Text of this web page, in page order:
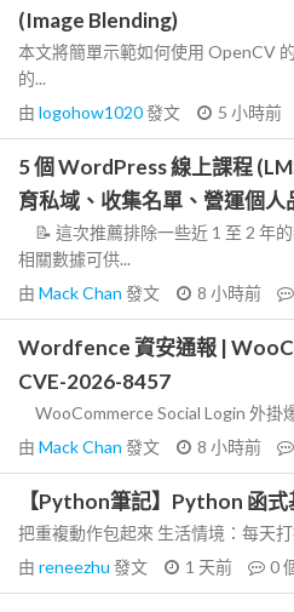
(Image Blending)
本文將簡單示範如何使用 OpenCV
的...
由 logohow1020發文 5 小時前
5 個 WordPress 線上課程
育私域、收集名單、營運個
📝 這次推薦排除一些近 1 至 2 年
相關數據可供...
由 Mack Chan 發文 8 小時前
Wordfence 資安通報 |
CVE-2026-8457
WooCommerce Social Login 外掛
由 Mack Chan 發文 8 小時前
【Python筆記】Python 函式
把重複動作包起來 生活情境：每天
由 reneezhu 發文 1 天前 0